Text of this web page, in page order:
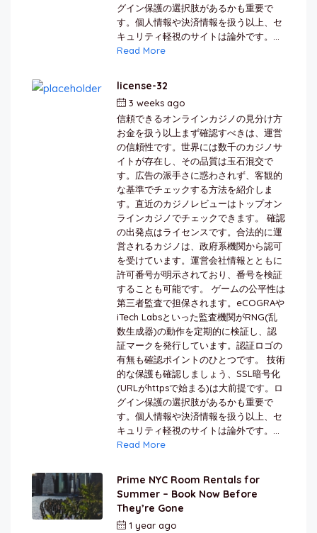
グイン保護の選択肢があるかも重要で
す。個人情報や決済情報を扱う以上、セ
キュリティ軽視のサイトは論外です。...
Read More
license-32
3 weeks ago
信頼できるオンラインカジノの見分け方
お金を扱う以上まず確認すべきは、運営
の信頼性です。世界には数千のカジノサ
イトが存在し、その品質は玉石混交で
す。広告の派手さに惑わされず、客観的
な基準でチェックする方法を紹介しま
す。直近のカジノレビューはトップオン
ラインカジノでチェックできます。 確認
の出発点はライセンスです。合法的に運
営されるカジノは、政府系機関から認可
を受けています。運営会社情報とともに
許可番号が明示されており、番号を検証
することも可能です。 ゲームの公平性は
第三者監査で担保されます。eCOGRAや
iTech Labsといった監査機関がRNG(乱
数生成器)の動作を定期的に検証し、認
証マークを発行しています。認証ロゴの
有無も確認ポイントのひとつです。 技術
的な保護も確認しましょう、SSL暗号化
(URLがhttpsで始まる)は大前提です。ロ
グイン保護の選択肢があるかも重要で
す。個人情報や決済情報を扱う以上、セ
キュリティ軽視のサイトは論外です。...
Read More
Prime NYC Room Rentals for
Summer – Book Now Before
They’re Gone
1 year ago